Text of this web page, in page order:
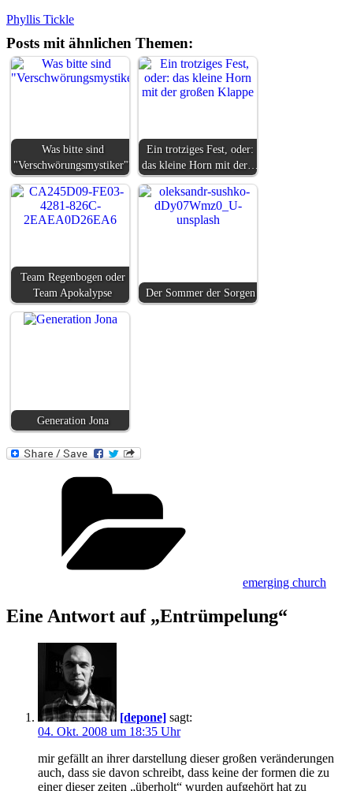
Phyllis Tickle
Posts mit ähnlichen Themen:
Was bitte sind
"Verschwörungsmystiker"?
Ein trotziges Fest, oder:
das kleine Horn mit der…
Team Regenbogen oder
Team Apokalypse
Der Sommer der Sorgen
Generation Jona
emerging church
Eine Antwort auf „Entrümpelung“
[depone] sagt:
04. Okt. 2008 um 18:35 Uhr
mir gefällt an ihrer darstellung dieser großen veränderungen
auch, dass sie davon schreibt, dass keine der formen die zu
einer dieser zeiten „überholt“ wurden aufgehört hat zu